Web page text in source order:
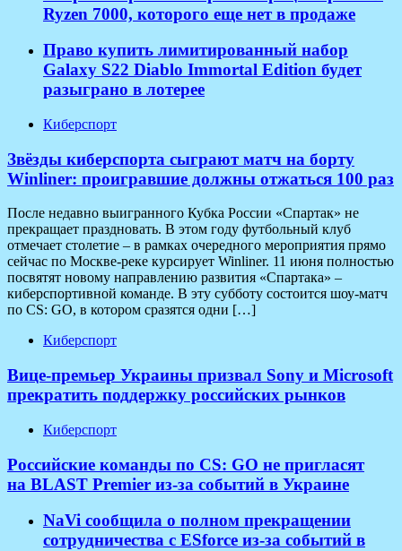
Ryzen 7000, которого еще нет в продаже
Право купить лимитированный набор
Galaxy S22 Diablo Immortal Edition будет
разыграно в лотерее
Киберспорт
Звёзды киберспорта сыграют матч на борту
Winliner: проигравшие должны отжаться 100 раз
После недавно выигранного Кубка России «Спартак» не
прекращает праздновать. В этом году футбольный клуб
отмечает столетие – в рамках очередного мероприятия прямо
сейчас по Москве-реке курсирует Winliner. 11 июня полностью
посвятят новому направлению развития «Спартака» –
киберспортивной команде. В эту субботу состоится шоу-матч
по CS: GO, в котором сразятся одни […]
Киберспорт
Вице-премьер Украины призвал Sony и Microsoft
прекратить поддержку российских рынков
Киберспорт
Российские команды по CS: GO не пригласят
на BLAST Premier из-за событий в Украине
NaVi сообщила о полном прекращении
сотрудничества с ESforce из-за событий в